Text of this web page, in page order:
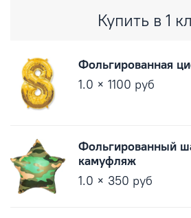
Купить в 1
Фольгированная
1.0 × 1100 руб
Фольгированный
камуфляж
1.0 × 350 руб